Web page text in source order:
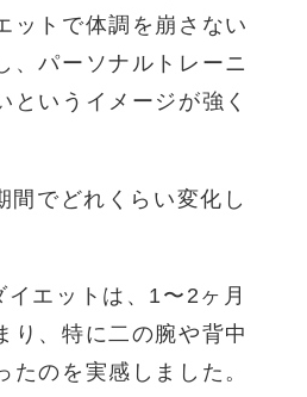
ットで体調を崩さない
、パーソナルトレーニ
というイメージが強く
間でどれくらい変化し
エットは、1〜2ヶ月
り、特に二の腕や背中
たのを実感しました。